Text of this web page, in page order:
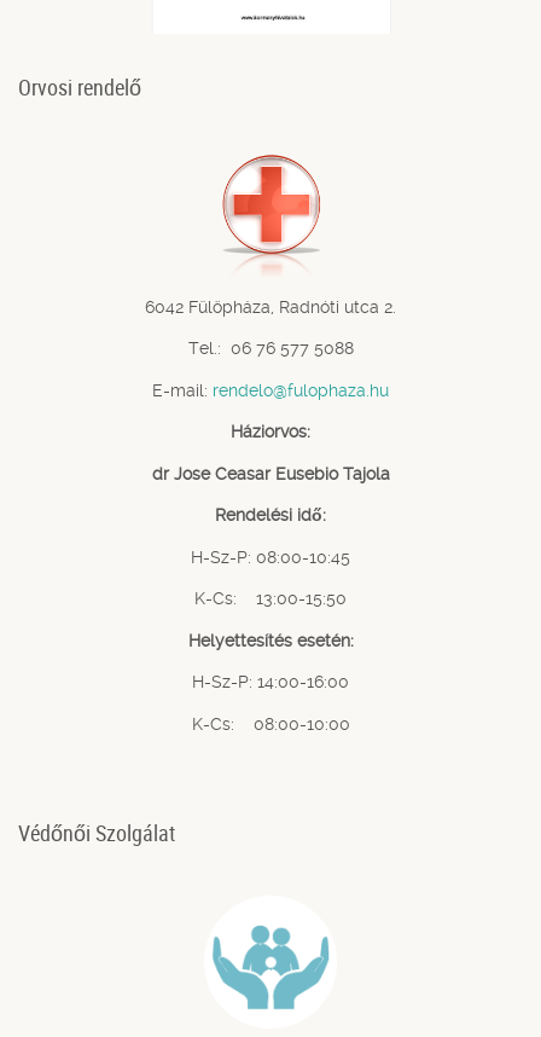
Orvosi rendelő
6042 Fülöpháza, Radnóti utca 2.
Tel.: 06 76 577 5088
E-mail: rendelo@fulophaza.hu
Háziorvos:
dr Jose Ceasar Eusebio Tajola
Rendelési idő:
H-Sz-P: 08:00-10:45
K-Cs: 13:00-15:50
Helyettesítés esetén:
H-Sz-P: 14:00-16:00
K-Cs: 08:00-10:00
Védőnői Szolgálat